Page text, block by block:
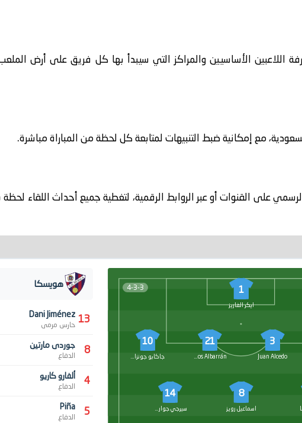
اللاعبين الأساسيين والمراكز التي سيبدأ بها كل فريق على أرض
على القنوات أو عبر الروابط الرقمية، لتغطية جميع أحداث اللقاء
4-3-3 1
ايكر الفاريز
3
Juan Alcedo
21
Carlos Albarrán
10
جاكابو جونزاليس
8
اسماعيل رويز
14
سيرجي جوارديولا
هويسكا
13
Dani Jiménez
حارس مرمى
8 جوردى مارتين
الدفاع
4 ألفارو كاريو
الدفاع
5
Piña
الدفاع